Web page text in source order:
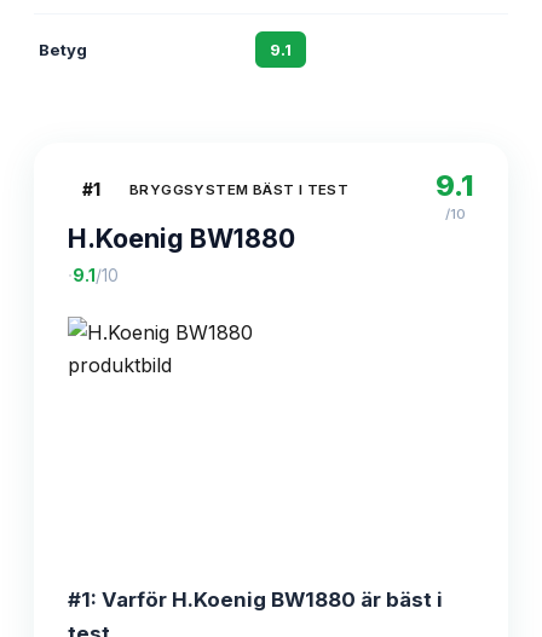
Betyg 9.1
#1 BRYGGSYSTEM BÄST I TEST
H.Koenig BW1880
·9.1 /10
9.1
/10
#1: Varför H.Koenig BW1880 är bäst i